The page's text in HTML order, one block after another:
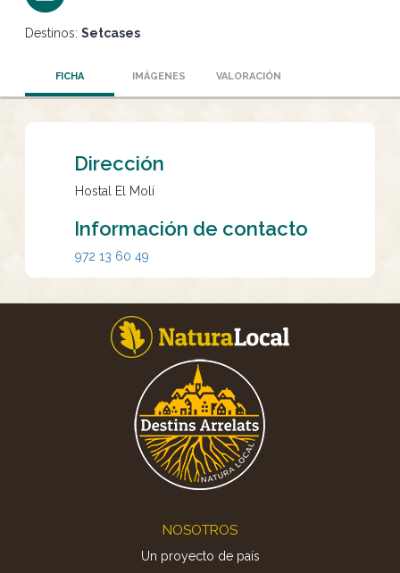
Destinos: Setcases
FICHA IMÁGENES VALORACIÓN
Dirección
Hostal El Molí
Información de contacto
972 13 60 49
NOSOTROS
Un proyecto de país